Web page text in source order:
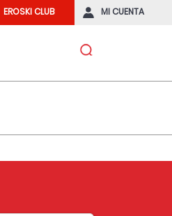
EROSKI CLUB MI CUENTA